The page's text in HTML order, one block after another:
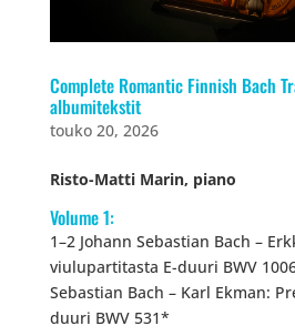
Complete Romantic Finnish Bach
albumitekstit
touko 20, 2026
Risto-Matti Marin, piano
Volume 1:
1–2 Johann Sebastian Bach –
viulupartitasta E-duuri BWV
Sebastian Bach – Karl Ekman:
duuri BWV 531*